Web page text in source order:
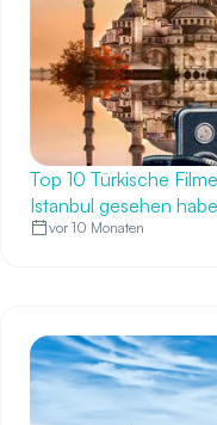
Top 10 Türkische
Istanbul gesehen
vor 10 Monaten